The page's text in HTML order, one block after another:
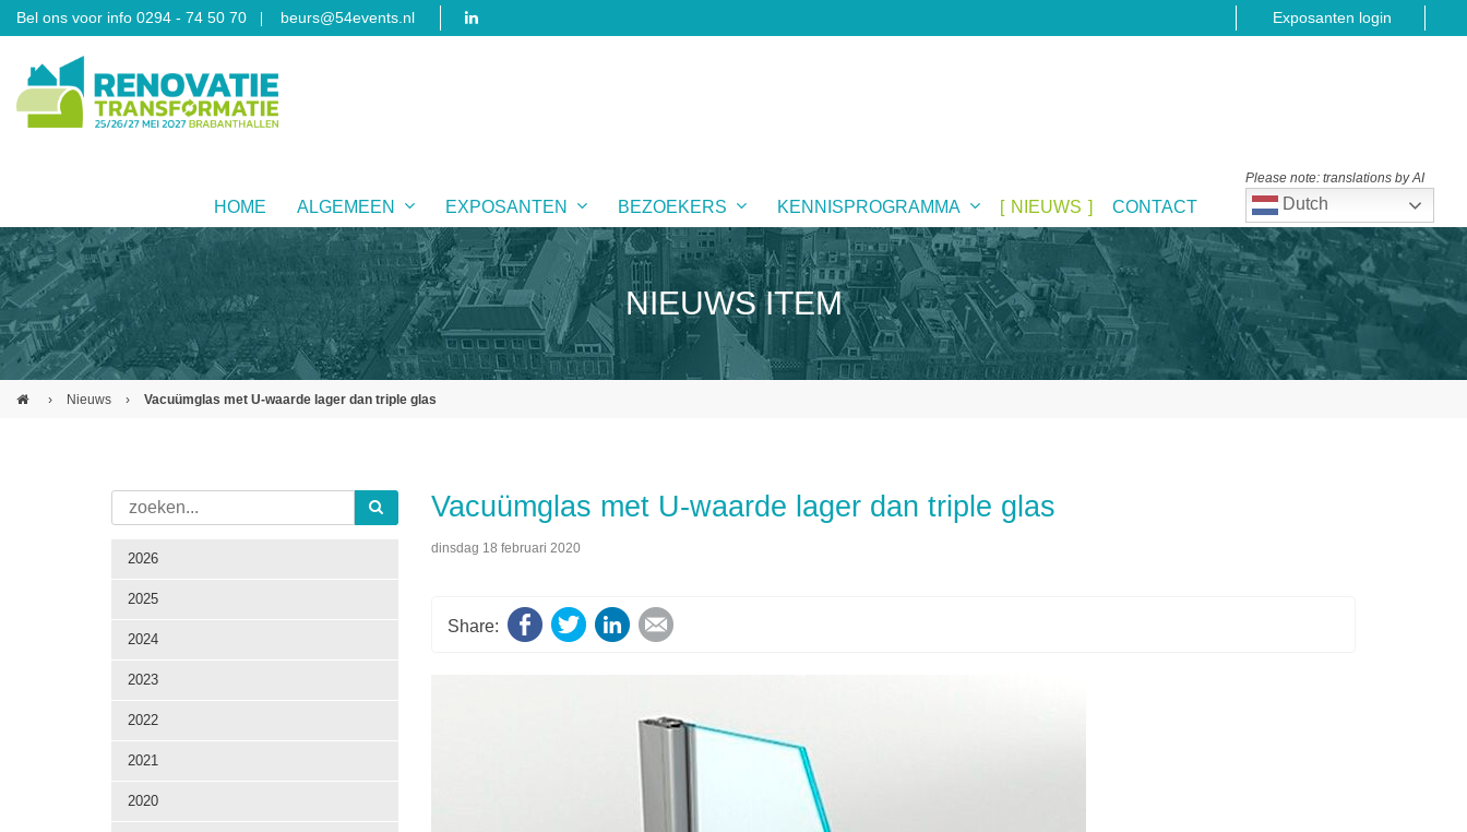
Bel ons voor info 0294 - 74 50 70 beurs@54events.nl Exposanten login
HOME ALGEMEEN EXPOSANTEN BEZOEKERS KENNISPROGRAMMA NIEUWS CONTACT Dutch
Please note: translations by AI
NIEUWS ITEM
› Nieuws › Vacuümglas met U-waarde lager dan triple glas
2026
2025
2024
2023
2022
2021
2020
Vacuümglas met U-waarde lager dan triple glas
dinsdag 18 februari 2020
Facebook
TwitterLinkedInE-mail